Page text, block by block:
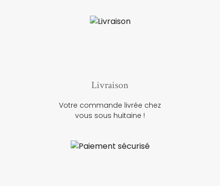
Livraison
Votre commande livrée chez
vous sous huitaine !